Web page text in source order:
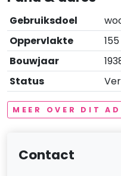
Gebruiksdoel
Oppervlakte
Bouwjaar
Status
MEER OVER DIT
Contact